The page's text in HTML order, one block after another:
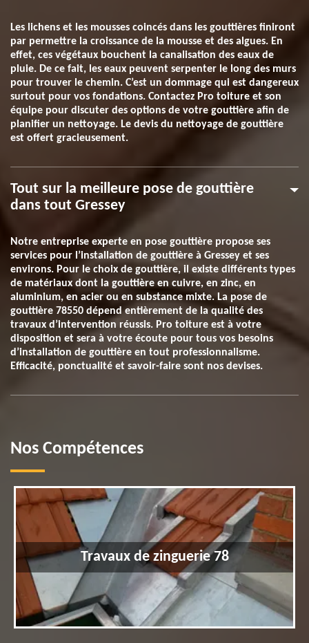
Les lichens et les mousses coincés dans les gouttières finiront
par permettre la croissance de la mousse et des algues. En
effet, ces végétaux bouchent la canalisation des eaux de
pluie. De ce fait, les eaux peuvent serpenter le long des murs
pour trouver le chemin. C’est un dommage qui est dangereux
surtout pour vos fondations. Contactez Pro toiture et son
équipe pour discuter des options de votre gouttière afin de
planifier un nettoyage. Le devis du nettoyage de gouttière
est offert gracieusement.
Tout sur la meilleure pose de gouttière
dans tout Gressey
Notre entreprise experte en pose gouttière propose ses
services pour l’installation de gouttière à Gressey et ses
environs. Pour le choix de gouttière, il existe différents types
de matériaux dont la gouttière en cuivre, en zinc, en
aluminium, en acier ou en substance mixte. La pose de
gouttière 78550 dépend entièrement de la qualité des
travaux d’intervention réussis. Pro toiture est à votre
disposition et sera à votre écoute pour tous vos besoins
d’installation de gouttière en tout professionnalisme.
Efficacité, ponctualité et savoir-faire sont nos devises.
Nos Compétences
Travaux de zinguerie 78